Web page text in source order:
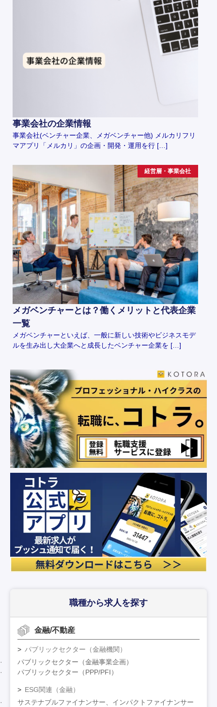
事業会社の企業情報
事業会社(ベンチャー企業、メガベンチャー他) メルカリフリ
マアプリ「メルカリ」の企画・開発・運用を行 […]
経営層・事業会社
メガベンチャーとは？働くメリットと代表企業
一覧
メガベンチャーといえば、一般に新しい技術やビジネスモデ
ルを生み出し大企業へと成長したベンチャー企業を […]
職種から求人を探す
金融/不動産
パブリックセクター（金融機関）
パブリックセクター（金融事業企画）
パブリックセクター（PPP/PFI）
ESG関連（金融）
サステナブルファイナンサー、インパクトファイナンサー